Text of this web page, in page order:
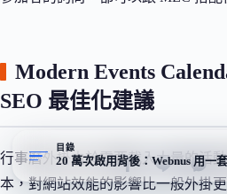
Modern Events
SEO 最佳化建議
行事曆外掛由於需要載入大量的活
本，對網站效能的影響比一般外掛
目錄
20 萬次啟用背後：Webnus 用一